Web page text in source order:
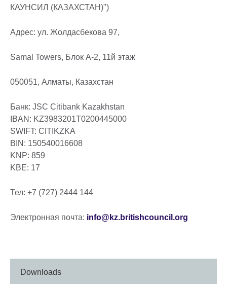
КАУНСИЛ (КАЗАХСТАН)")
Адрес: ул. Жолдасбекова 97,
Samal Towers, Блок A-2, 11й этаж
050051, Алматы, Казахстан
Банк: JSC Citibank Kazakhstan
IBAN: KZ3983201T0200445000
SWIFT: CITIKZKA
BIN: 150540016608
KNP: 859
KBE: 17
Тел: +7 (727) 2444 144
Электронная почта: info@kz.britishcouncil.org
Downloads